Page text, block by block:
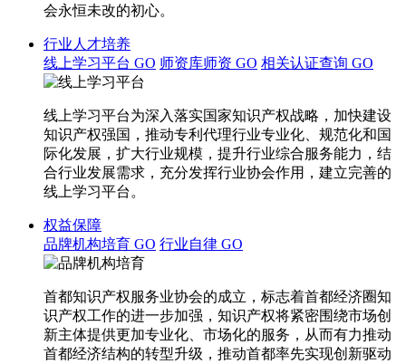
会永恒未改的初心。
行业人才培养
线上学习平台 GO 师资库师资 GO 相关认证查询 GO
线上学习平台为深入落实国家知识产权战略，加快建设
知识产权强国，推动专利代理行业专业化、规范化和国
际化发展，扩大行业规模，提升行业综合服务能力，结
合行业发展需求，充分发挥行业协会作用，建立完善的
线上学习平台。
权益保障
品牌机构培育 GO 行业自律 GO
首都知识产权服务业协会的成立，标志着首都经济圈知
识产权工作的进一步加强，知识产权将紧密围绕市场创
新主体提供更加专业化、市场化的服务，从而有力推动
首都经济结构的转型升级，推动首都率先实现创新驱动